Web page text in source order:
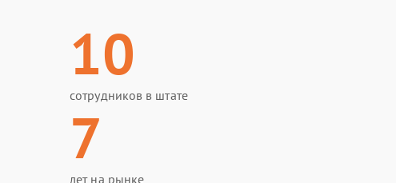
10
сотрудников в штате
7
лет на рынке